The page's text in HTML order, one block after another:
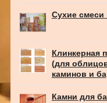
Сухие смеси
Клинкерная
(для
каминов и
Камни для